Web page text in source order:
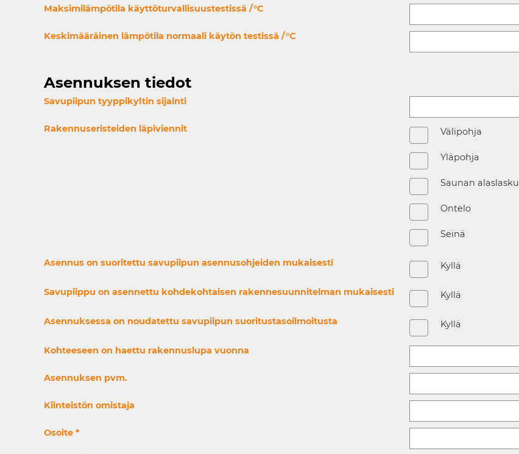
Maksimilämpötila käyttöturvallisuustestissä /°C
Keskimääräinen lämpötila normaali käytön testissä /°C
Asennuksen tiedot
Savupiipun tyyppikyltin sijainti
Rakennuseristeiden läpiviennit Välipohja
Yläpohja
Saunan alaslasku
Ontelo
Seinä
Asennus on suoritettu savupiipun asennusohjeiden mukaisesti Kyllä
Savupiippu on asennettu kohdekohtaisen rakennesuunnitelman mukaisesti Kyllä
Asennuksessa on noudatettu savupiipun suoritustasoilmoitusta Kyllä
Kohteeseen on haettu rakennuslupa vuonna
Asennuksen pvm.
Kiinteistön omistaja
Osoite *